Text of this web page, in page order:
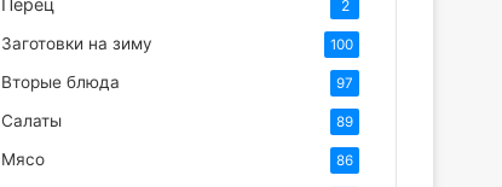
Перец 2
Заготовки на зиму 100
Вторые блюда 97
Салаты 89
Мясо 86